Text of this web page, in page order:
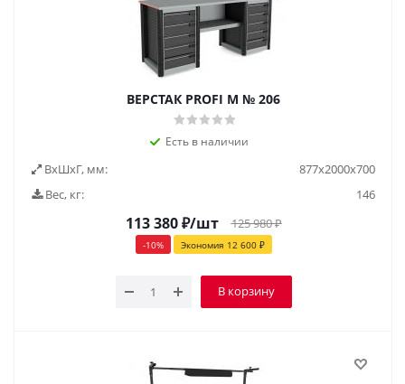
ВЕРСТАК PROFI M № 206
Есть в наличии
ВxШxГ, мм:
877x2000x700
Вес, кг:
146
113 380₽/шт 125 980₽
-10% Экономия 12 600₽
В корзину